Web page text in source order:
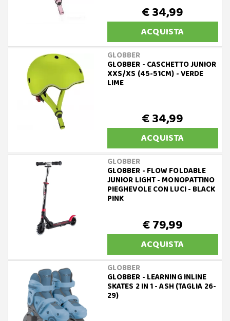
€ 34,99
ACQUISTA
GLOBBER
GLOBBER - CASCHETTO JUNIOR
XXS/XS (45-51CM) - VERDE
LIME
€ 34,99
ACQUISTA
GLOBBER
GLOBBER - FLOW FOLDABLE
JUNIOR LIGHT - MONOPATTINO
PIEGHEVOLE CON LUCI - BLACK
PINK
€ 79,99
ACQUISTA
GLOBBER
GLOBBER - LEARNING INLINE
SKATES 2 IN 1 - ASH (TAGLIA 26-
29)